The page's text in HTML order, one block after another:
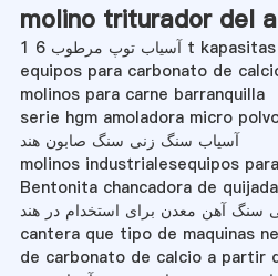
molino triturador del
آسیاب توپ مرطوب 6 1 t kapasitas
equipos para carbonato de
molinos para carne barranquilla
serie hgm amoladora micro
آسیاب سنگ زنی سنگ صابون هند
molinos industrialesequipos
Bentonita chancadora de
آهن معدن برای استخدام در هند
cantera que tipo de maquinas
de carbonato de calcio a partir